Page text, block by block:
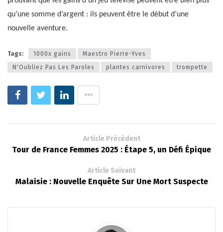
qu’une somme d’argent : ils peuvent être le début d’une
nouvelle aventure.
Tags: 1000x gains
Maestro Pierre-Yves
N'Oubliez Pas Les Paroles
plantes carnivores trompette
Article Précédent
Tour de France Femmes 2025 : Étape 5, un Défi Épique
Article Suivant
Malaisie : Nouvelle Enquête Sur Une Mort Suspecte